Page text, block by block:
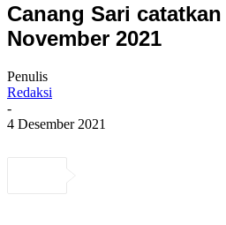
Canang Sari
November 2021
Penulis
Redaksi
-
4 Desember 2021